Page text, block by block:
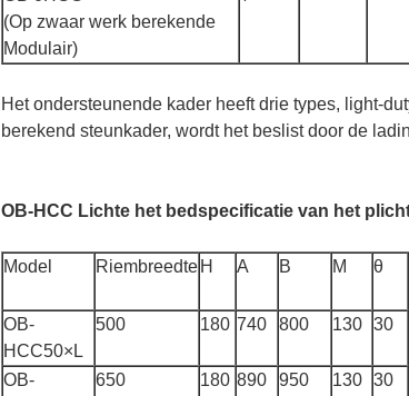
(Op zwaar werk berekende
Modulair)
Het ondersteunende kader heeft drie types, light-
berekend steunkader, wordt het beslist door de
OB-HCC Lichte het bedspecificatie van het
Model Riembreedte H A B M θ
OB-
HCC50×L
500 180 740 800 130 30
OB-
650 180 890 950 130 30